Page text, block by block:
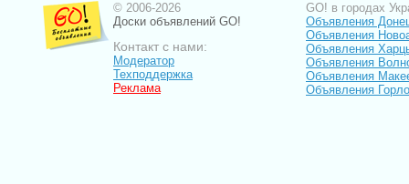
© 2006-2026
Доски объявлений GO!
Контакт с нами:
Модератор
Техподдержка
Реклама
GO! в городах
Объявления
Объявления
Объявления
Объявления
Объявления
Объявления